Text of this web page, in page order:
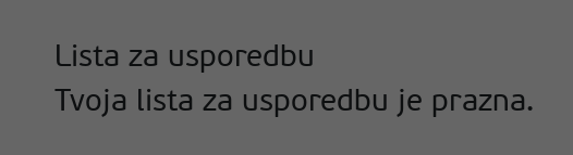
Lista za usporedbu
Tvoja lista za usporedbu je prazna.